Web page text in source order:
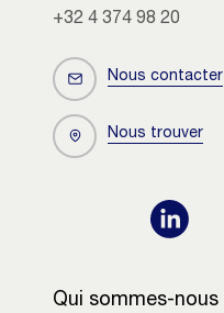
+32 4 374 98 20
Nous contacter
Nous trouver
Qui sommes-nous